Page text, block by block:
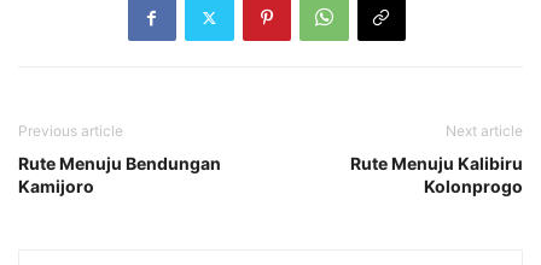
Previous article
Rute Menuju Bendungan
Kamijoro
Next article
Rute Menuju Kalibiru
Kolonprogo